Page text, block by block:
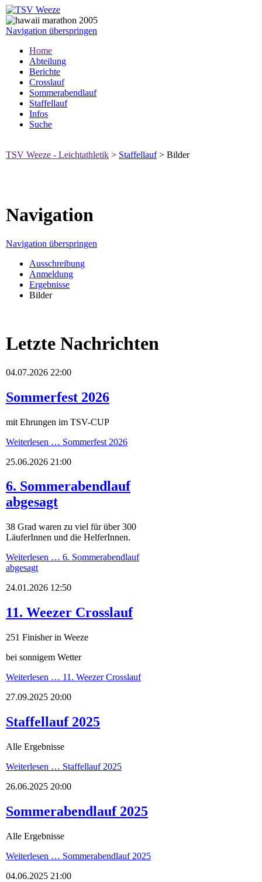
Navigation überspringen
Home
Abteilung
Berichte
Crosslauf
Sommerabendlauf
Staffellauf
Infos
Suche
TSV Weeze - Leichtathletik > Staffellauf> Bilder
Navigation
Navigation überspringen
Ausschreibung
Anmeldung
Ergebnisse
Bilder
Letzte Nachrichten
04.07.2026 22:00
Sommerfest 2026
mit Ehrungen im TSV-CUP
Weiterlesen … Sommerfest 2026
25.06.2026 21:00
6. Sommerabendlauf
abgesagt
38 Grad waren zu viel für über 300
LäuferInnen und die HelferInnen.
Weiterlesen … 6. Sommerabendlauf
abgesagt
24.01.2026 12:50
11. Weezer Crosslauf
251 Finisher in Weeze
bei sonnigem Wetter
Weiterlesen … 11. Weezer Crosslauf
27.09.2025 20:00
Staffellauf 2025
Alle Ergebnisse
Weiterlesen … Staffellauf 2025
26.06.2025 20:00
Sommerabendlauf 2025
Alle Ergebnisse
Weiterlesen … Sommerabendlauf 2025
04.06.2025 21:00